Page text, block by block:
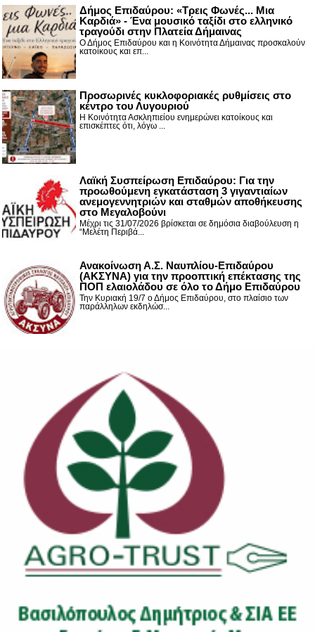
Δήμος Επιδαύρου: «Τρεις Φωνές... Μια
Καρδιά» - Ένα μουσικό ταξίδι στο ελληνικό
τραγούδι στην Πλατεία Δήμαινας
Ο Δήμος Επιδαύρου και η Κοινότητα Δήμαινας προσκαλούν
κατοίκους και επ...
Προσωρινές κυκλοφοριακές ρυθμίσεις στο
κέντρο του Λυγουριού
Η Κοινότητα Ασκληπιείου ενημερώνει κατοίκους και
επισκέπτες ότι, λόγω ...
Λαϊκή Συσπείρωση Επιδαύρου: Για την
προωθούμενη εγκατάσταση 3 γιγαντιαίων
ανεμογεννητριών και σταθμών αποθήκευσης
στο Μεγαλοβούνι
Μέχρι τις 31/07/2026 βρίσκεται σε δημόσια διαβούλευση η
“Μελέτη Περιβά...
Ανακοίνωση Α.Σ. Ναυπλίου-Επιδαύρου
(ΑΚΣΥΝΑ) για την προοπτική επέκτασης της
ΠΟΠ ελαιολάδου σε όλο το Δήμο Επιδαύρου
Την Κυριακή 19/7 ο Δήμος Επιδαύρου, στο πλαίσιο των
παράλληλων εκδηλώσ...